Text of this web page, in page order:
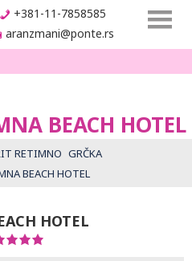
+381-11-7858585
aranzmani@ponte.rs
BEACH HOTEL
RETIMNO GRČKA
BEACH HOTEL
HOTEL